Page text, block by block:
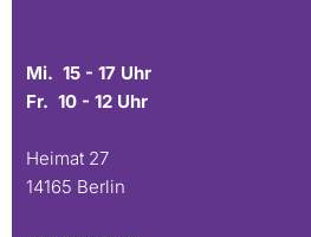
Mi. 15 - 17 Uhr
Fr. 10 - 12 Uhr
Heimat 27
14165 Berlin